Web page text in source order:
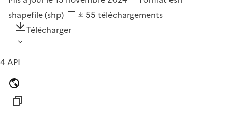
shapefile (shp)
55 téléchargements
Télécharger
4 API